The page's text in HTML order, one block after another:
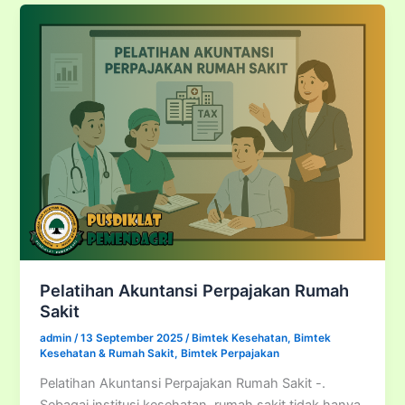
Sakit
Strategi
Peningkatan
Kinerja
Serta
Kompetensi
Pegawai
dalam
Mewujudkan
ASN
Berakhlak
di
Lingkungan
Sakit
2025
Pelatihan Akuntansi Perpajakan Rumah
Sakit
admin/13 September 2025/ Bimtek Kesehatan, Bimtek
Kesehatan & Rumah Sakit, Bimtek Perpajakan
Pelatihan Akuntansi Perpajakan Rumah Sakit -.